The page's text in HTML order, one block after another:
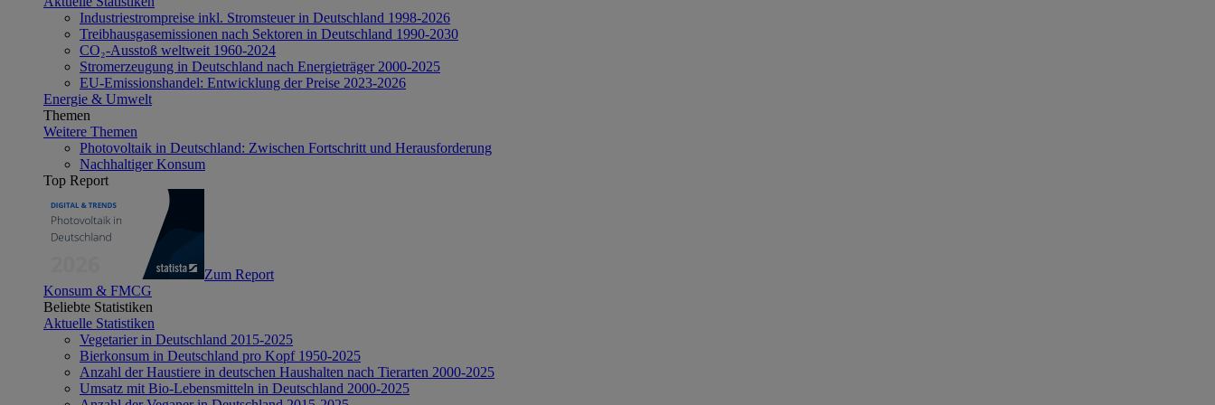
Industriestrompreise inkl. Stromsteuer in Deutschland 1998-2026
Treibhausgasemissionen nach Sektoren in Deutschland 1990-2030
CO₂-Ausstoß weltweit 1960-2024
Stromerzeugung in Deutschland nach Energieträger 2000-2025
EU-Emissionshandel: Entwicklung der Preise 2023-2026
Energie & Umwelt
Themen
Weitere Themen
Photovoltaik in Deutschland: Zwischen Fortschritt und Herausforderung
Nachhaltiger Konsum
Top Report
Zum Report
Konsum & FMCG
Beliebte Statistiken
Aktuelle Statistiken
Vegetarier in Deutschland 2015-2025
Bierkonsum in Deutschland pro Kopf 1950-2025
Anzahl der Haustiere in deutschen Haushalten nach Tierarten 2000-2025
Umsatz mit Bio-Lebensmitteln in Deutschland 2000-2025